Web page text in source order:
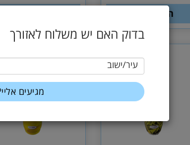
בדוק האם יש משלוח לאזורך
עיר/ישוב
הוסף לסל